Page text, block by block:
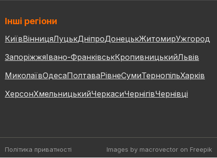
Інші регіони
КиївВінницяЛуцькДніпроДонецькЖитомирУжгород
ЗапоріжжяІвано-ФранківськКропивницькийЛьвів
МиколаївОдесаПолтаваРівнеСумиТернопільХарків
ХерсонХмельницькийЧеркасиЧернігівЧернівці
Політика приватності Images by macrovector on Freepik